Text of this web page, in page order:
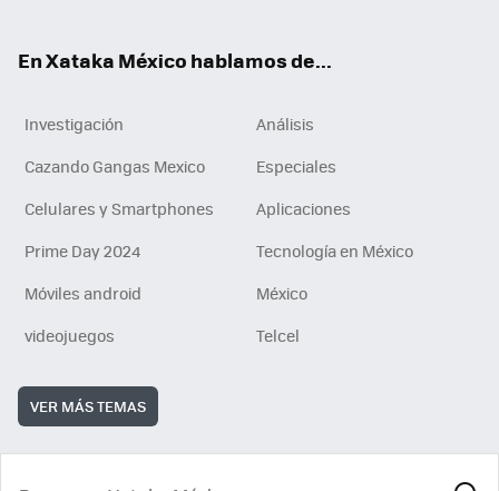
En Xataka México hablamos de...
Investigación
Análisis
Cazando Gangas Mexico
Especiales
Celulares y Smartphones
Aplicaciones
Prime Day 2024
Tecnología en México
Móviles android
México
videojuegos
Telcel
VER MÁS TEMAS